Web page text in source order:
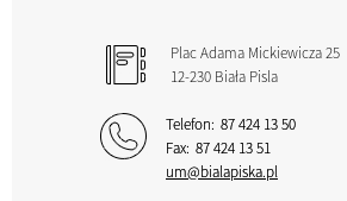
Plac Adama Mickiewicza 25
12-230 Biała Pisla
Telefon: 87 424 13 50
Fax: 87 424 13 51
um@bialapiska.pl